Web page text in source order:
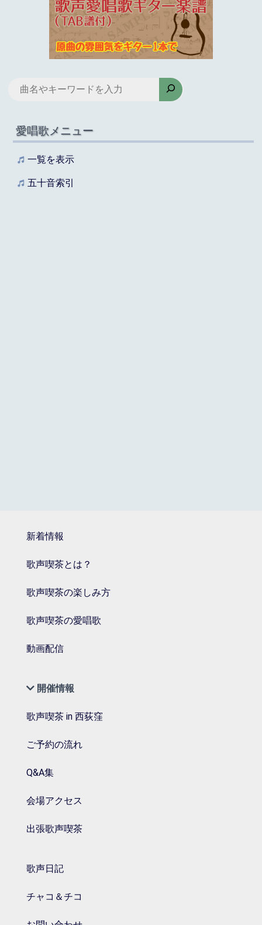
愛唱歌メニュー
一覧を表示
五十音索引
新着情報
歌声喫茶とは？
歌声喫茶の楽しみ方
歌声喫茶の愛唱歌
動画配信
開催情報
歌声喫茶 in 西荻窪
ご予約の流れ
Q&A集
会場アクセス
出張歌声喫茶
歌声日記
チャコ＆チコ